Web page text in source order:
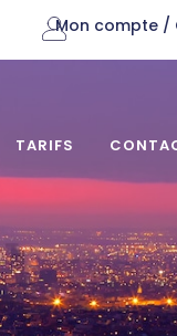
Mon compte /
TARIFS